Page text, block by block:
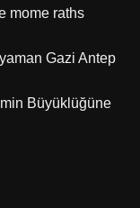
mome raths
Gazi Antep
Büyüklüğüne